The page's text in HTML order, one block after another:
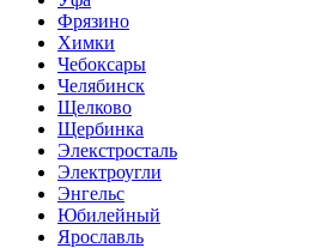
Фрязино
Химки
Чебоксары
Челябинск
Щелково
Щербинка
Элекстросталь
Электроугли
Энгельс
Юбилейный
Ярославль